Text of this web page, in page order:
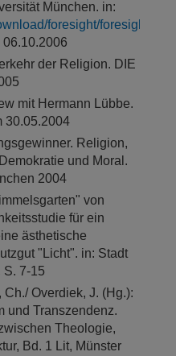
München. in:
foresight/foresight-
06.10.2006
der Religion. DIE
mit Hermann Lübbe.
30.05.2004
Religion,
und Moral.
2004
von
für ein
ästhetische
"Licht". in: Stadt
S. 7-15
Overdiek, J. (Hg.):
und Transzendenz.
Theologie,
Bd. 1 Lit, Münster